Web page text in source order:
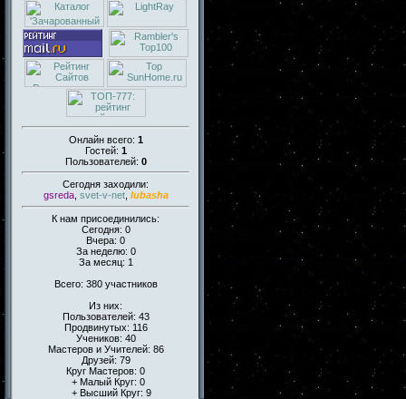
Онлайн всего: 1
Гостей: 1
Пользователей: 0
Сегодня заходили:
gsreda, svet-v-net, lubasha
К нам присоединились:
Сегодня: 0
Вчера: 0
За неделю: 0
За месяц: 1
Всего: 380 участников
Из них:
Пользователей: 43
Продвинутых: 116
Учеников: 40
Мастеров и Учителей: 86
Друзей: 79
Круг Мастеров: 0
+ Малый Круг: 0
+ Высший Круг: 9